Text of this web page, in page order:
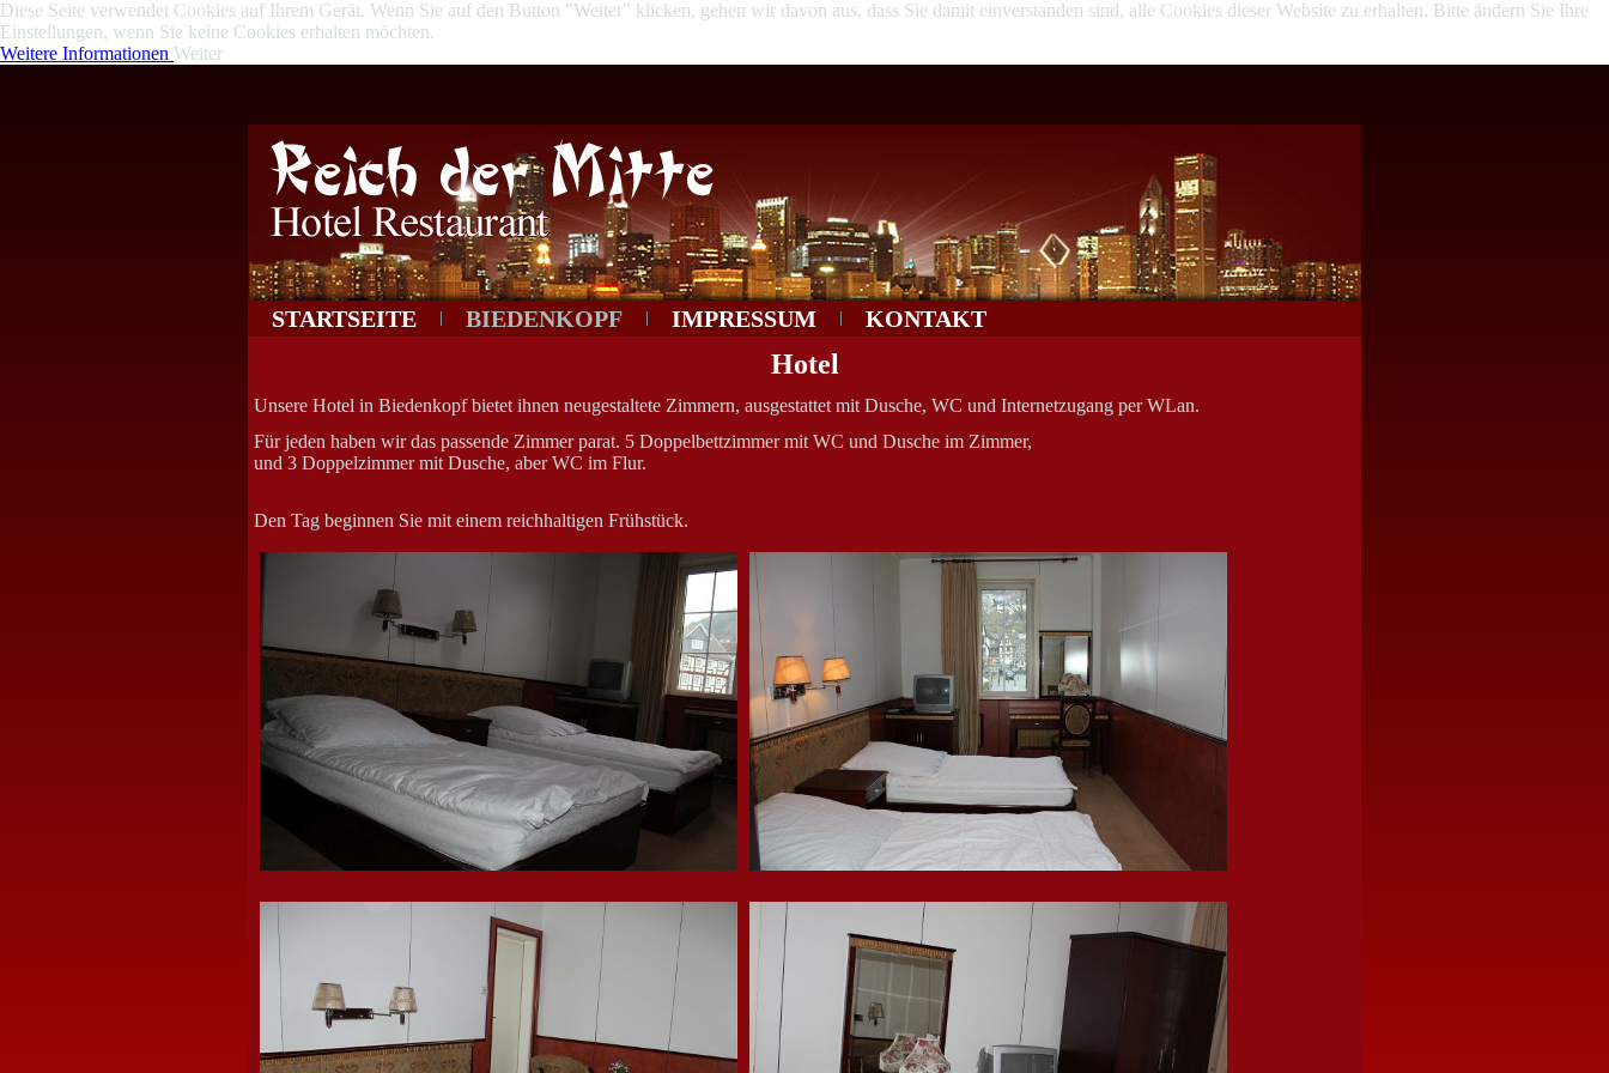
Diese Seite verwendet Cookies auf Ihrem Gerät. Wenn Sie auf den Button "Weiter" klicken, gehen wir davon aus, dass Sie damit einverstanden sind, alle Cookies dieser Website zu erhalten. Bitte ändern Sie Ihre
Einstellungen, wenn Sie keine Cookies erhalten möchten.
Weitere Informationen Weiter
STARTSEITE BIEDENKOPF IMPRESSUM KONTAKT
Hotel
Unsere Hotel in Biedenkopf bietet ihnen neugestaltete Zimmern, ausgestattet mit Dusche, WC und Internetzugang per WLan.
Für jeden haben wir das passende Zimmer parat. 5 Doppelbettzimmer mit WC und Dusche im Zimmer,
und 3 Doppelzimmer mit Dusche, aber WC im Flur.
Den Tag beginnen Sie mit einem reichhaltigen Frühstück.